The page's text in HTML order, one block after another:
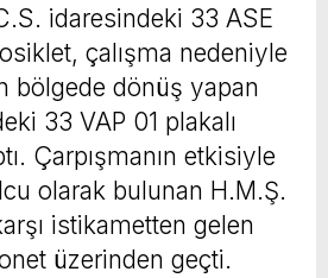
idaresindeki 33 ASE
çalışma nedeniyle
bölgede dönüş yapan
33 VAP 01 plakalı
Çarpışmanın etkisiyle
olarak bulunan H.M.Ş.
istikametten gelen
üzerinden geçti.